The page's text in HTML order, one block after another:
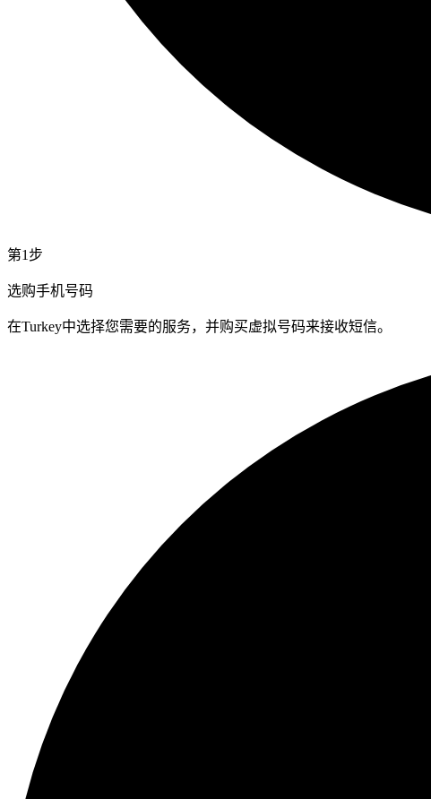
第1步
选购手机号码
在Turkey中选择您需要的服务，并购买虚拟号码来接收短信。